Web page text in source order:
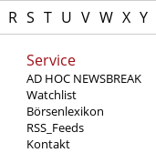
R S T U V W X Y
Service
AD HOC NEWSBREAK
Watchlist
Börsenlexikon
RSS_Feeds
Kontakt